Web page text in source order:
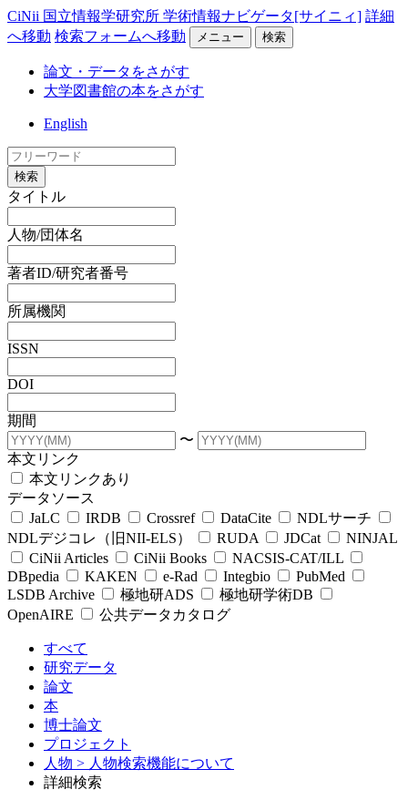
CiNii 国立情報学研究所 学術情報ナビゲータ[サイニィ] 詳細
へ移動 検索フォームへ移動 メニュー 検索
論文・データをさがす
大学図書館の本をさがす
English
検索
タイトル
人物/団体名
著者ID/研究者番号
所属機関
ISSN
DOI
期間
〜
本文リンク
本文リンクあり
データソース
JaLC
IRDB Crossref DataCite
NDLサーチ
NDLデジコレ（旧NII-ELS）
RUDA JDCat
NINJAL
CiNii Articles
CiNii Books
NACSIS-CAT/ILL
DBpedia
KAKEN e-Rad Integbio
PubMed
LSDB Archive
極地研ADS
極地研学術DB
OpenAIRE
公共データカタログ
すべて
研究データ
論文
本
博士論文
プロジェクト
人物 > 人物検索機能について
詳細検索